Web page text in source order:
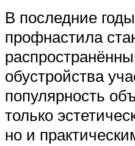
В последние
профнастила
обустройства
популярность
только
но и